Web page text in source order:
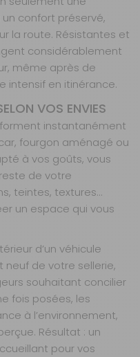
41 42 42
Retrait Magasin
Sur commande
04 68 41 42 42
AU PANIER
602 €TTC
Livraison à Domicile
nous au 04 68
Retrait Magasin
Sur commande
Contactez-nous au
confort préservé,
la route. Résistantes et
considérablement
même après de
intensif en itinérance.
VOS ENVIES
instantanément
fourgon aménagé ou
à vos goûts, vous
de votre
teintes, textures…
un espace qui vous
d’un véhicule
neuf de votre sellerie,
souhaitant concilier
fois posées, les
à l’environnement,
Résultat : un
pour vos